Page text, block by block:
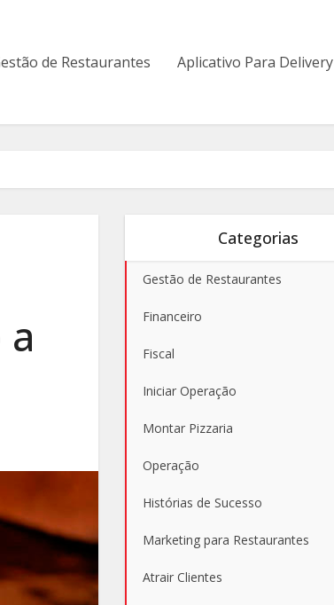
de Restaurantes Aplicativo Para Delivery
Categorias
Gestão de Restaurantes
Financeiro
Fiscal
Iniciar Operação
Montar Pizzaria
Operação
Histórias de Sucesso
Marketing para Restaurantes
Atrair Clientes